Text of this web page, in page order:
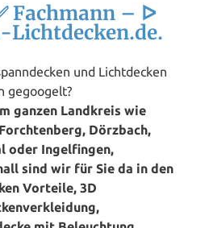
Fachmann – ᐅ
Lichtdecken.de.
und Lichtdecken
gegoogelt?
ganzen Landkreis wie
Dörzbach,
oder Ingelfingen,
sind wir für Sie da in den
Vorteile, 3D